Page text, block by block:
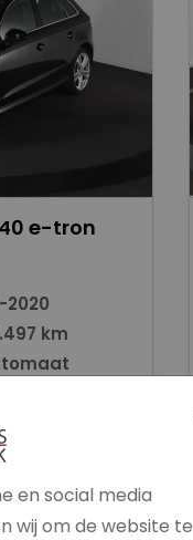
e-tron
2020
km
en social media
wij om de website te